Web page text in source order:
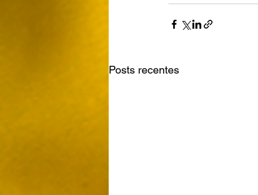
Posts recentes